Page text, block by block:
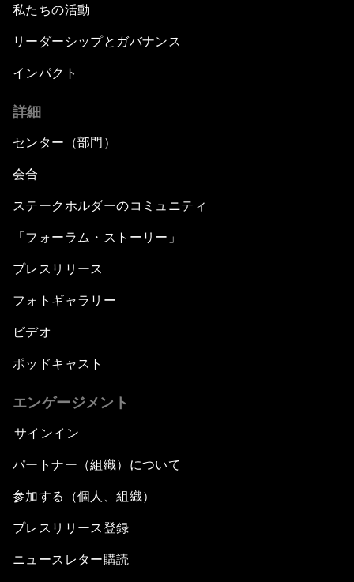
A Global Conversation on Artificial Intelligence
An Insight, An Idea with Papi Jiang
From Bioluminescent Jellyfish to the Next-
Navigating a Multiconceptual World Order
China's Bay Area Economy
Precision Medicine: Progress and Promise
New Frontiers of Creativity
The Sports Effect
The Future of Computing
私たちの活動
リーダーシップとガバナンス
インパクト
詳細
センター（部門）
会合
ステークホルダーのコミュニティ
「フォーラム・ストーリー」
プレスリリース
フォトギャラリー
ビデオ
ポッドキャスト
エンゲージメント
サインイン
パートナー（組織）について
参加する（個人、組織）
プレスリリース登録
ニュースレター購読